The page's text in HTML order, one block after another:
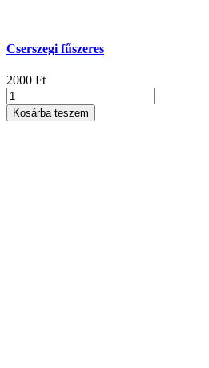
Cserszegi fűszeres
2000 Ft
Cserszegi
fűszeres
mennyiség
Kosárba teszem